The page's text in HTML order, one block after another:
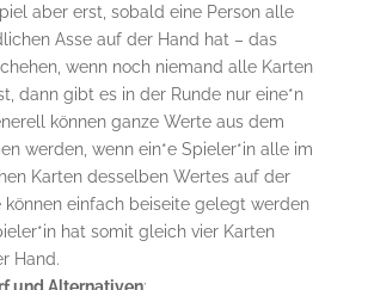
aber erst, sobald eine Person alle
Asse auf der Hand hat – das
wenn noch niemand alle Karten
dann gibt es in der Runde nur eine*n
können ganze Werte aus dem
werden, wenn ein*e Spieler*in alle im
Karten desselben Wertes auf der
können einfach beiseite gelegt werden
hat somit gleich vier Karten
Hand.